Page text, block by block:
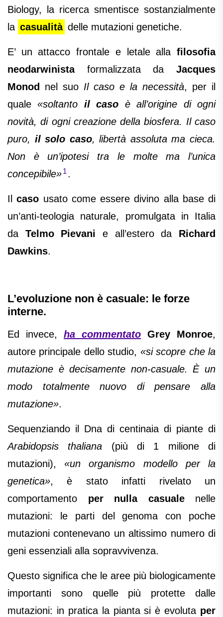
Biology, la ricerca smentisce sostanzialmente
la casualità delle mutazioni genetiche.
E’ un attacco frontale e letale alla filosofia
neodarwinistaformalizzata da Jacques
Monod
nel suo Il caso e la necessità, per il
quale«soltanto il caso è all’origine di ogni
novità, di ogni creazione della biosfera. Il caso
puro, il solo caso, libertà assoluta ma cieca.
Non è un’ipotesi tra le molte ma l’unica
concepibile»1 .
Ilcaso usato come essere divino alla base di
un’anti-teologia naturale, promulgata in Italia
da Telmo Pievani e all’estero da Richard
Dawkins.
L’evoluzione non è casuale: le forze
interne.
Ed invece, ha commentato Grey Monroe,
autore principale dello studio, «si scopre che la
mutazione è decisamente non-casuale. È un
modo totalmente nuovo di pensare alla
mutazione».
Sequenziando il Dna di centinaia di piante di
Arabidopsis thaliana (più di 1 milione di
mutazioni),«un organismo modello per la
genetica», è stato infatti rivelato un
comportamento per nulla casualenelle
mutazioni: le parti del genoma con poche
mutazioni contenevano un altissimo numero di
geni essenziali alla sopravvivenza.
Questo significa che le aree più biologicamente
importanti sono quelle più protette dalle
mutazioni: in pratica la pianta si è evoluta per